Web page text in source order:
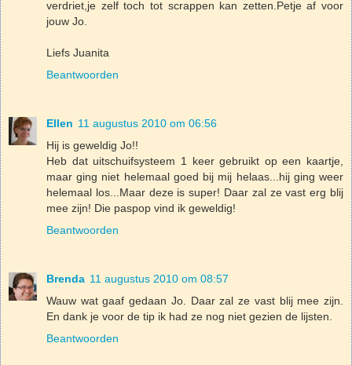
verdriet,je zelf toch tot scrappen kan zetten.Petje af voor
jouw Jo.
Liefs Juanita
Beantwoorden
Ellen 11 augustus 2010 om 06:56
Hij is geweldig Jo!!
Heb dat uitschuifsysteem 1 keer gebruikt op een kaartje,
maar ging niet helemaal goed bij mij helaas...hij ging weer
helemaal los...Maar deze is super! Daar zal ze vast erg blij
mee zijn! Die paspop vind ik geweldig!
Beantwoorden
Brenda 11 augustus 2010 om 08:57
Wauw wat gaaf gedaan Jo. Daar zal ze vast blij mee zijn.
En dank je voor de tip ik had ze nog niet gezien de lijsten.
Beantwoorden